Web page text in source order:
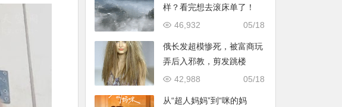
样？看完想去滚床单了！
05/18
46,932
俄长发超模惨死，被富商玩
弄后入邪教，剪发跳楼
05/18
42,988
从“超人妈妈”到“咪的妈